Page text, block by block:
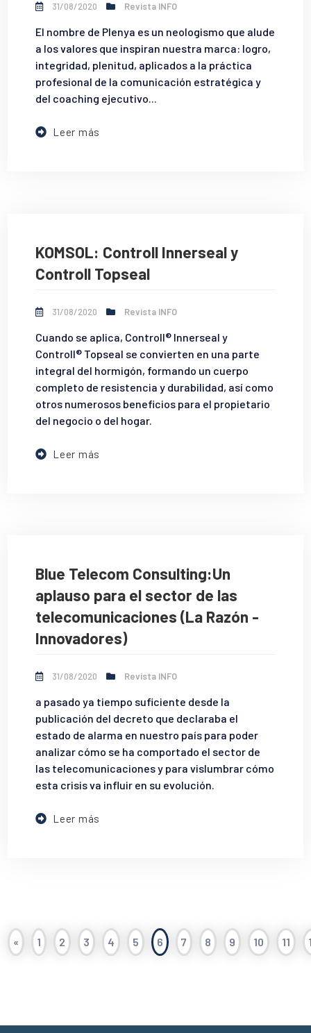
31/08/2020 Revista INFO
El nombre de Plenya es un neologismo que alude
a los valores que inspiran nuestra marca: logro,
integridad, plenitud, aplicados a la práctica
profesional de la comunicación estratégica y
del coaching ejecutivo...
Leer más
KOMSOL: Controll Innerseal y
Controll Topseal
31/08/2020 Revista INFO
Cuando se aplica, Controll® Innerseal y
Controll® Topseal se convierten en una parte
integral del hormigón, formando un cuerpo
completo de resistencia y durabilidad, así como
otros numerosos beneficios para el propietario
del negocio o del hogar.
Leer más
Blue Telecom Consulting:Un
aplauso para el sector de las
telecomunicaciones (La Razón -
Innovadores)
31/08/2020 Revista INFO
a pasado ya tiempo suficiente desde la
publicación del decreto que declaraba el
estado de alarma en nuestro país para poder
analizar cómo se ha comportado el sector de
las telecomunicaciones y para vislumbrar cómo
esta crisis va influir en su evolución.
Leer más
« 1 2 3 4 5 6 7 8 9 10 11